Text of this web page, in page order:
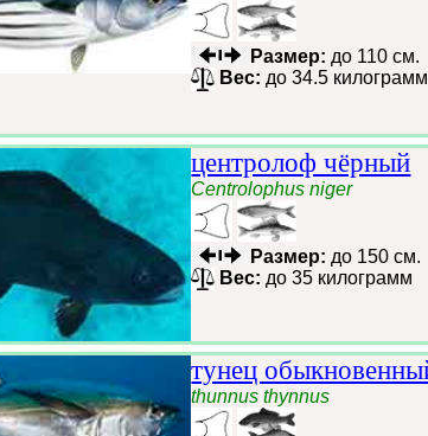
Размер: до 110 см.
Вес: до 34.5 килограмм
центролоф чёрный
Centrolophus niger
Размер: до 150 см.
Вес: до 35 килограмм
тунец
thunnus thynnus